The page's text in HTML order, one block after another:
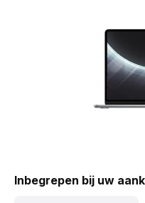
Inbegrepen bij uw